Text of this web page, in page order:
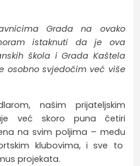
Grada na ovako
istaknuti da je ova
škola i Grada Kaštela
osobno svjedočim već više
našim prijateljskim
već skoro puna četiri
na svim poljima – među
klubovima, i sve to
projekata.